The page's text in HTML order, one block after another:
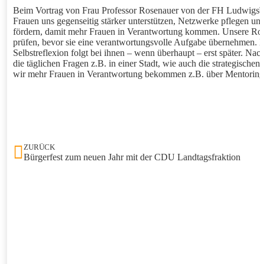
Beim Vortrag von Frau Professor Rosenauer von der FH
Frauen uns gegenseitig stärker unterstützen, Netzwerke pflegen
fördern, damit mehr Frauen in Verantwortung kommen. Unsere
prüfen, bevor sie eine verantwortungsvolle Aufgabe
Selbstreflexion folgt bei ihnen – wenn überhaupt – erst später.
die täglichen Fragen z.B. in einer Stadt, wie auch die
wir mehr Frauen in Verantwortung bekommen z.B. über
ZURÜCK
Bürgerfest zum neuen Jahr mit der CDU Landtagsfraktion